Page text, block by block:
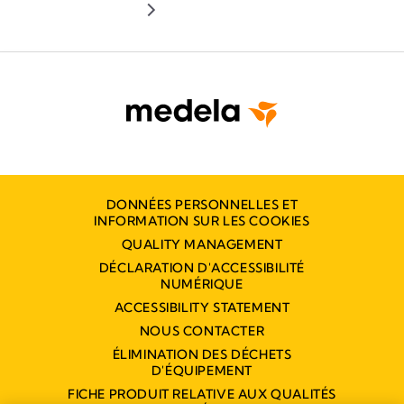
Comment mettre en place des équipes
DONNÉES PERSONNELLES ET
INFORMATION SUR LES COOKIES
QUALITY MANAGEMENT
DÉCLARATION D'ACCESSIBILITÉ
NUMÉRIQUE
ACCESSIBILITY STATEMENT
NOUS CONTACTER
ÉLIMINATION DES DÉCHETS
D'ÉQUIPEMENT
FICHE PRODUIT RELATIVE AUX QUALITÉS